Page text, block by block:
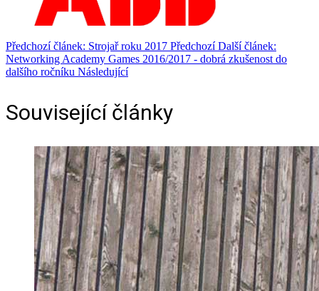
Předchozí článek: Strojař roku 2017 Předchozí Další článek:
Networking Academy Games 2016/2017 - dobrá zkušenost do
dalšího ročníku Následující
Související články